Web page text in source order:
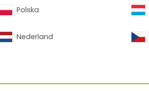
No
Polska
Nederland